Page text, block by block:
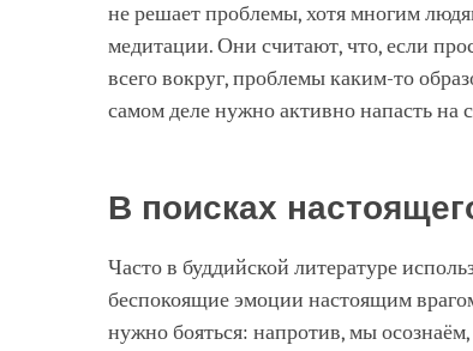
не решает проблемы, хотя многим
медитации. Они считают, что, если
всего вокруг, проблемы каким-то
самом деле нужно активно напасть на
В поисках
Часто в буддийской литературе
беспокоящие эмоции настоящим
нужно бояться: напротив, мы